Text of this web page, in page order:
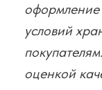
оформление
условий
оценкой